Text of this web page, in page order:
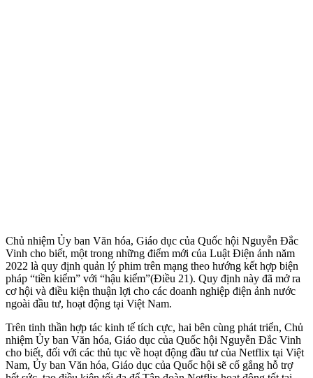
Chủ nhiệm Ủy ban Văn hóa, Giáo dục của Quốc hội Nguyễn Đắc
Vinh cho biết, một trong những điểm mới của Luật Điện ảnh năm
2022 là quy định quản lý phim trên mạng theo hướng kết hợp biện
pháp “tiền kiểm” với “hậu kiểm”(Điều 21). Quy định này đã mở ra
cơ hội và điều kiện thuận lợi cho các doanh nghiệp điện ảnh nước
ngoài đầu tư, hoạt động tại Việt Nam.
Trên tinh thần hợp tác kinh tế tích cực, hai bên cùng phát triển, Chủ
nhiệm Ủy ban Văn hóa, Giáo dục của Quốc hội Nguyễn Đắc Vinh
cho biết, đối với các thủ tục về hoạt động đầu tư của Netflix tại Việt
Nam, Ủy ban Văn hóa, Giáo dục của Quốc hội sẽ cố gắng hỗ trợ